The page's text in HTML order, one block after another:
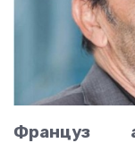
Француз